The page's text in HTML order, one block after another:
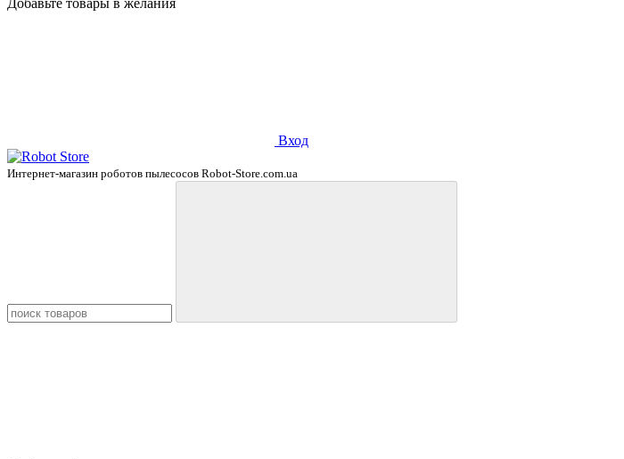
Добавьте товары в желания
Вход
Интернет-магазин роботов пылесосов Robot-Store.com.ua